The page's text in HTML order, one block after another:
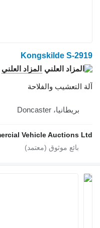
Kongskilde S-
المزاد العلني
والفلاحة
بريطانيا، Doncaster
Commercial Vehicle